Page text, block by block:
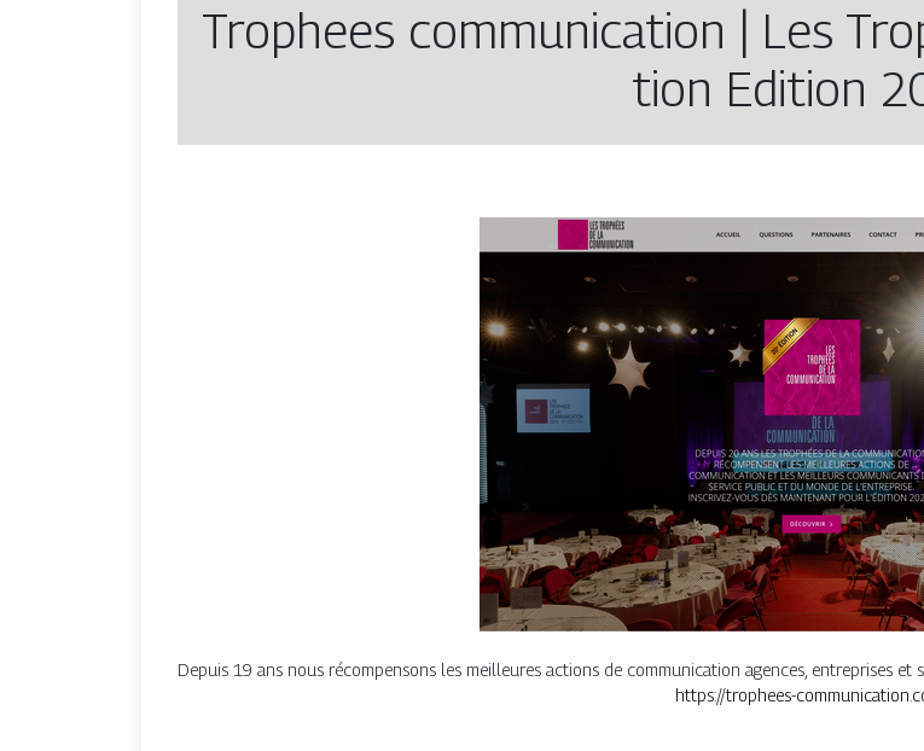
Trophees com­munica­tion | Les
tion Edition
Depuis 19 ans nous récompensons les meilleures actions de communication agences, entreprises et
https://trophees-